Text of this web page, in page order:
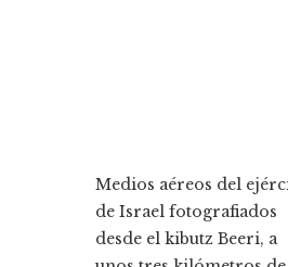
Medios aéreos del
de Israel fotografiados
desde el kibutz Beeri, a